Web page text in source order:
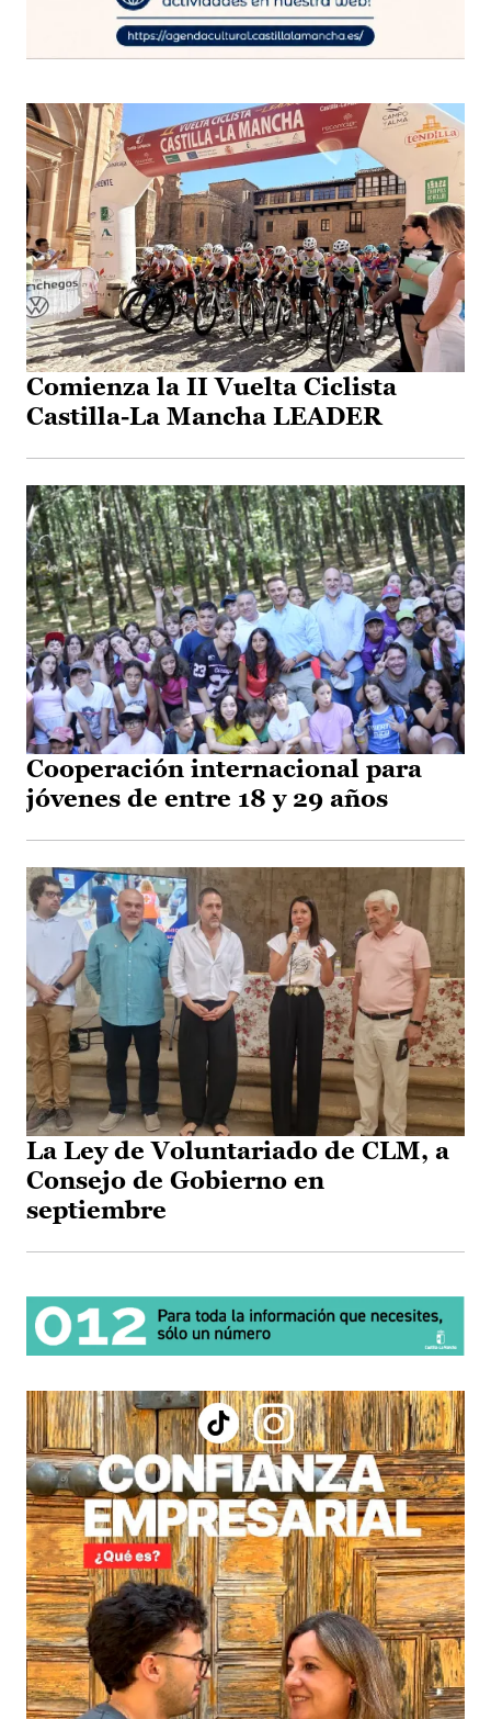
Comienza la II Vuelta Ciclista
Castilla-La Mancha LEADER
Cooperación internacional para
jóvenes de entre 18 y 29 años
La Ley de Voluntariado de CLM, a
Consejo de Gobierno en
septiembre